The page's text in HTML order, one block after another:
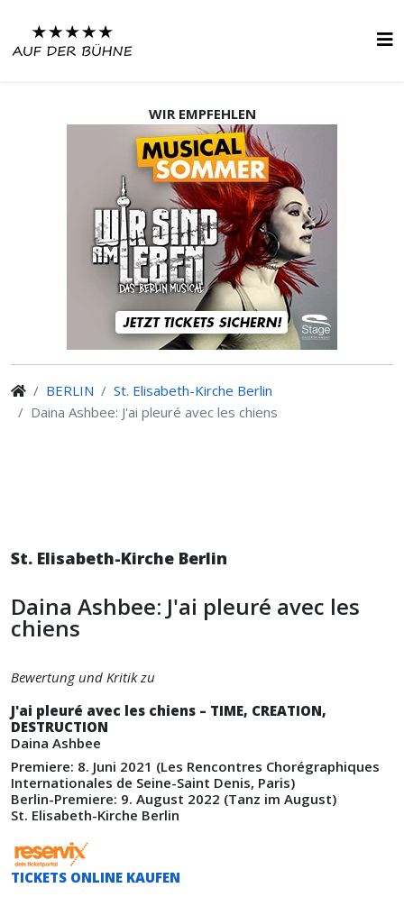
WIR EMPFEHLEN
BERLIN
St. Elisabeth-Kirche Berlin
Daina Ashbee: J'ai pleuré avec les chiens
St. Elisabeth-Kirche Berlin
Daina Ashbee: J'ai pleuré avec les
chiens
Bewertung und Kritik zu
J'ai pleuré avec les chiens – TIME, CREATION,
DESTRUCTION
Daina Ashbee
Premiere: 8. Juni 2021 (Les Rencontres Chorégraphiques
Internationales de Seine-Saint Denis, Paris)
Berlin-Premiere: 9. August 2022 (Tanz im August)
St. Elisabeth-Kirche Berlin
TICKETS ONLINE KAUFEN